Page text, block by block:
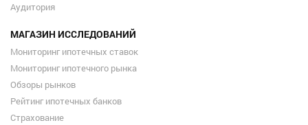
Аудитория
МАГАЗИН ИССЛЕДОВАНИЙ
Мониторинг ипотечных ставок
Мониторинг ипотечного рынка
Обзоры рынков
Рейтинг ипотечных банков
Страхование